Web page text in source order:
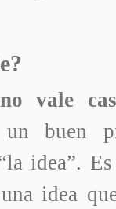
vale
buen
idea”.
idea